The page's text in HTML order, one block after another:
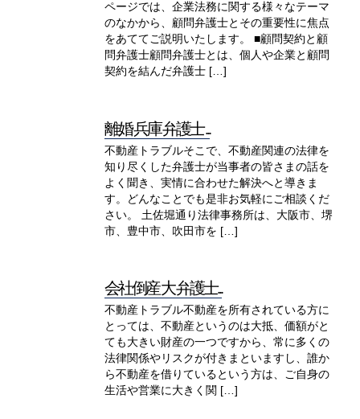
ページでは、企業法務に関する様々なテーマ
のなかから、顧問弁護士とその重要性に焦点
をあててご説明いたします。 ■顧問契約と顧
問弁護士顧問弁護士とは、個人や企業と顧問
契約を結んだ弁護士 […]
離婚 兵庫 弁護士 ...
不動産トラブルそこで、不動産関連の法律を
知り尽くした弁護士が当事者の皆さまの話を
よく聞き、実情に合わせた解決へと導きま
す。どんなことでも是非お気軽にご相談くだ
さい。 土佐堀通り法律事務所は、大阪市、堺
市、豊中市、吹田市を […]
会社倒産 大 弁護士...
不動産トラブル不動産を所有されている方に
とっては、不動産というのは大抵、価額がと
ても大きい財産の一つですから、常に多くの
法律関係やリスクが付きまといますし、誰か
ら不動産を借りているという方は、ご自身の
生活や営業に大きく関 […]